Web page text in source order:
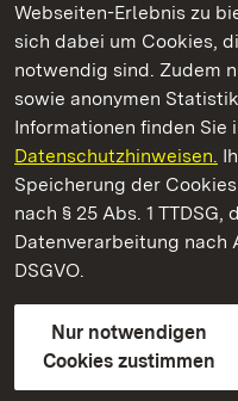
Webseiten-Erlebnis zu
sich dabei um Cookies,
notwendig sind. Zudem
sowie anonymen
Informationen finden Sie
Datenschutzhinweisen.
Speicherung der
nach § 25 Abs. 1
Datenverarbeitung nach
DSGVO.
Nur notwendigen
Cookies zustimmen
Kommen. Staunen.
Kloster und Schloss Salem
Staatliche Schlösser
Kontakt
Gebärdensprache
Erklärung zur
BITV-konform (geprüfte